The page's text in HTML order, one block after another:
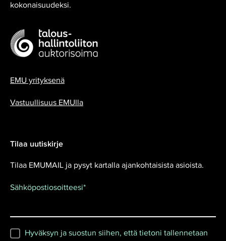
kokonaisuudeksi.
EMU yrityksenä
Vastuullisuus EMUlla
Tilaa uutiskirje
Tilaa EMUMAIL ja pysyt kartalla ajankohtaisista asioista.
Sähköpostiosoitteesi*
Hyväksyn ja suostun siihen, että tietoni tallennetaan